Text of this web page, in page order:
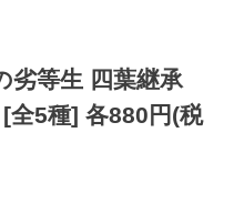
劣等生 四葉継承
5種] 各880円(税